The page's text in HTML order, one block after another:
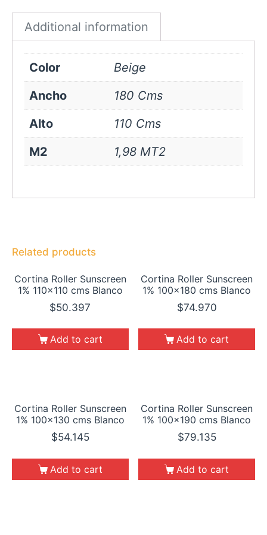
Additional information
Color
Beige
Ancho
180 Cms
Alto
110 Cms
M2
1,98 MT2
Related products
Cortina Roller Sunscreen
1% 110×110 cms Blanco
$50.397
Add to cart
Cortina Roller Sunscreen
1% 100×180 cms Blanco
$74.970
Add to cart
Cortina Roller Sunscreen
1% 100×130 cms Blanco
$54.145
Add to cart
Cortina Roller Sunscreen
1% 100×190 cms Blanco
$79.135
Add to cart